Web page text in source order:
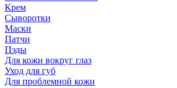
Крем
Сыворотки
Маски
Патчи
Пэды
Для кожи вокруг глаз
Уход для губ
Для проблемной кожи